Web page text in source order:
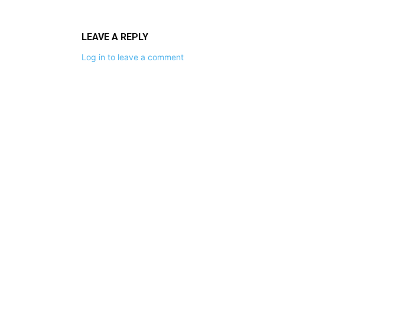
LEAVE A REPLY
Log in to leave a comment